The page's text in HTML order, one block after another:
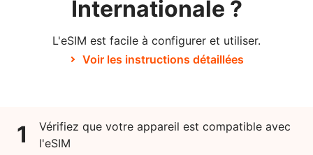
Internationale ?
L'eSIM est facile à configurer et utiliser.
Voir les instructions détaillées
1
Vérifiez que votre appareil est compatible avec
l'eSIM